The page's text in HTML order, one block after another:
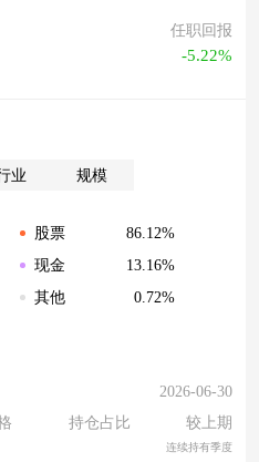
任职回报
-5.22%
业 规模
股票
86.12%
现金
13.16%
其他
0.72%
2026-06-30
持仓占比 较上期
连续持有季度